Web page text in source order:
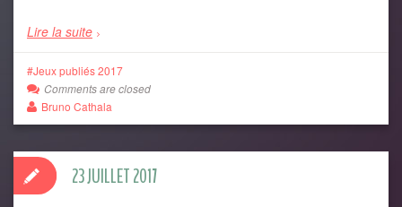
Lire la suite
Jeux publiés 2017
Comments are closed
Bruno Cathala
23 JUILLET 2017